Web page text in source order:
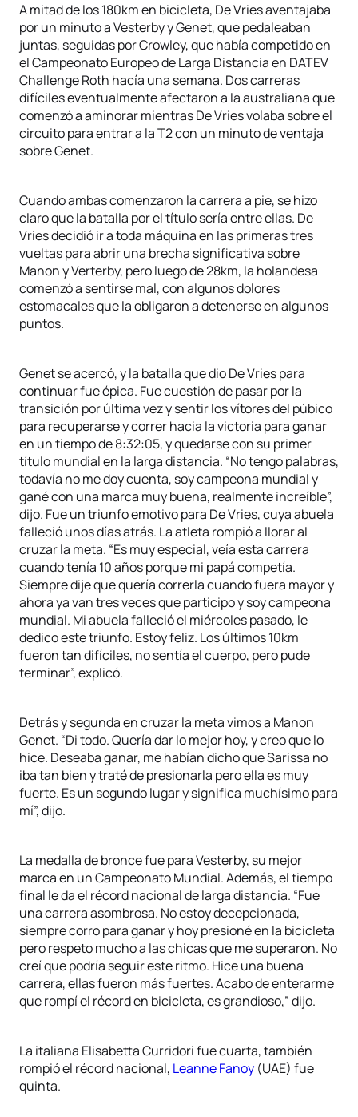
A mitad de los 180km en bicicleta, De Vries aventajaba
por un minuto a Vesterby y Genet, que pedaleaban
juntas, seguidas por Crowley, que había competido en
el Campeonato Europeo de Larga Distancia en DATEV
Challenge Roth hacía una semana. Dos carreras
difíciles eventualmente afectaron a la australiana que
comenzó a aminorar mientras De Vries volaba sobre el
circuito para entrar a la T2 con un minuto de ventaja
sobre Genet.
Cuando ambas comenzaron la carrera a pie, se hizo
claro que la batalla por el título sería entre ellas. De
Vries decidió ir a toda máquina en las primeras tres
vueltas para abrir una brecha significativa sobre
Manon y Verterby, pero luego de 28km, la holandesa
comenzó a sentirse mal, con algunos dolores
estomacales que la obligaron a detenerse en algunos
puntos.
Genet se acercó, y la batalla que dio De Vries para
continuar fue épica. Fue cuestión de pasar por la
transición por última vez y sentir los vítores del púbico
para recuperarse y correr hacia la victoria para ganar
en un tiempo de 8:32:05, y quedarse con su primer
título mundial en la larga distancia. “No tengo palabras,
todavía no me doy cuenta, soy campeona mundial y
gané con una marca muy buena, realmente increíble”,
dijo. Fue un triunfo emotivo para De Vries, cuya abuela
falleció unos días atrás. La atleta rompió a llorar al
cruzar la meta. “Es muy especial, veía esta carrera
cuando tenía 10 años porque mi papá competía.
Siempre dije que quería correrla cuando fuera mayor y
ahora ya van tres veces que participo y soy campeona
mundial. Mi abuela falleció el miércoles pasado, le
dedico este triunfo. Estoy feliz. Los últimos 10km
fueron tan difíciles, no sentía el cuerpo, pero pude
terminar”, explicó.
Detrás y segunda en cruzar la meta vimos a Manon
Genet. “Di todo. Quería dar lo mejor hoy, y creo que lo
hice. Deseaba ganar, me habían dicho que Sarissa no
iba tan bien y traté de presionarla pero ella es muy
fuerte. Es un segundo lugar y significa muchísimo para
mí”, dijo.
La medalla de bronce fue para Vesterby, su mejor
marca en un Campeonato Mundial. Además, el tiempo
final le da el récord nacional de larga distancia. “Fue
una carrera asombrosa. No estoy decepcionada,
siempre corro para ganar y hoy presioné en la bicicleta
pero respeto mucho a las chicas que me superaron. No
creí que podría seguir este ritmo. Hice una buena
carrera, ellas fueron más fuertes. Acabo de enterarme
que rompí el récord en bicicleta, es grandioso,” dijo.
La italiana Elisabetta Curridori fue cuarta, también
rompió el récord nacional, Leanne Fanoy (UAE) fue
quinta.